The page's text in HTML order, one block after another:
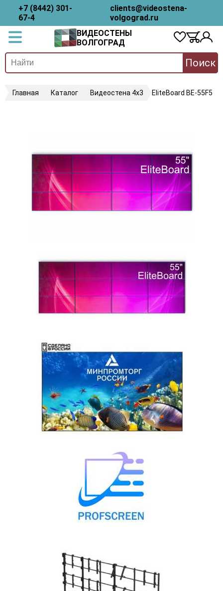
+7 (8442) 301-
67-4
clients@videostena-
volgograd.ru
ВИДЕОСТЕНЫ
ВОЛГОГРАД
Поиск
Главная Каталог Видеостена 4х3 EliteBoard BE-55F5